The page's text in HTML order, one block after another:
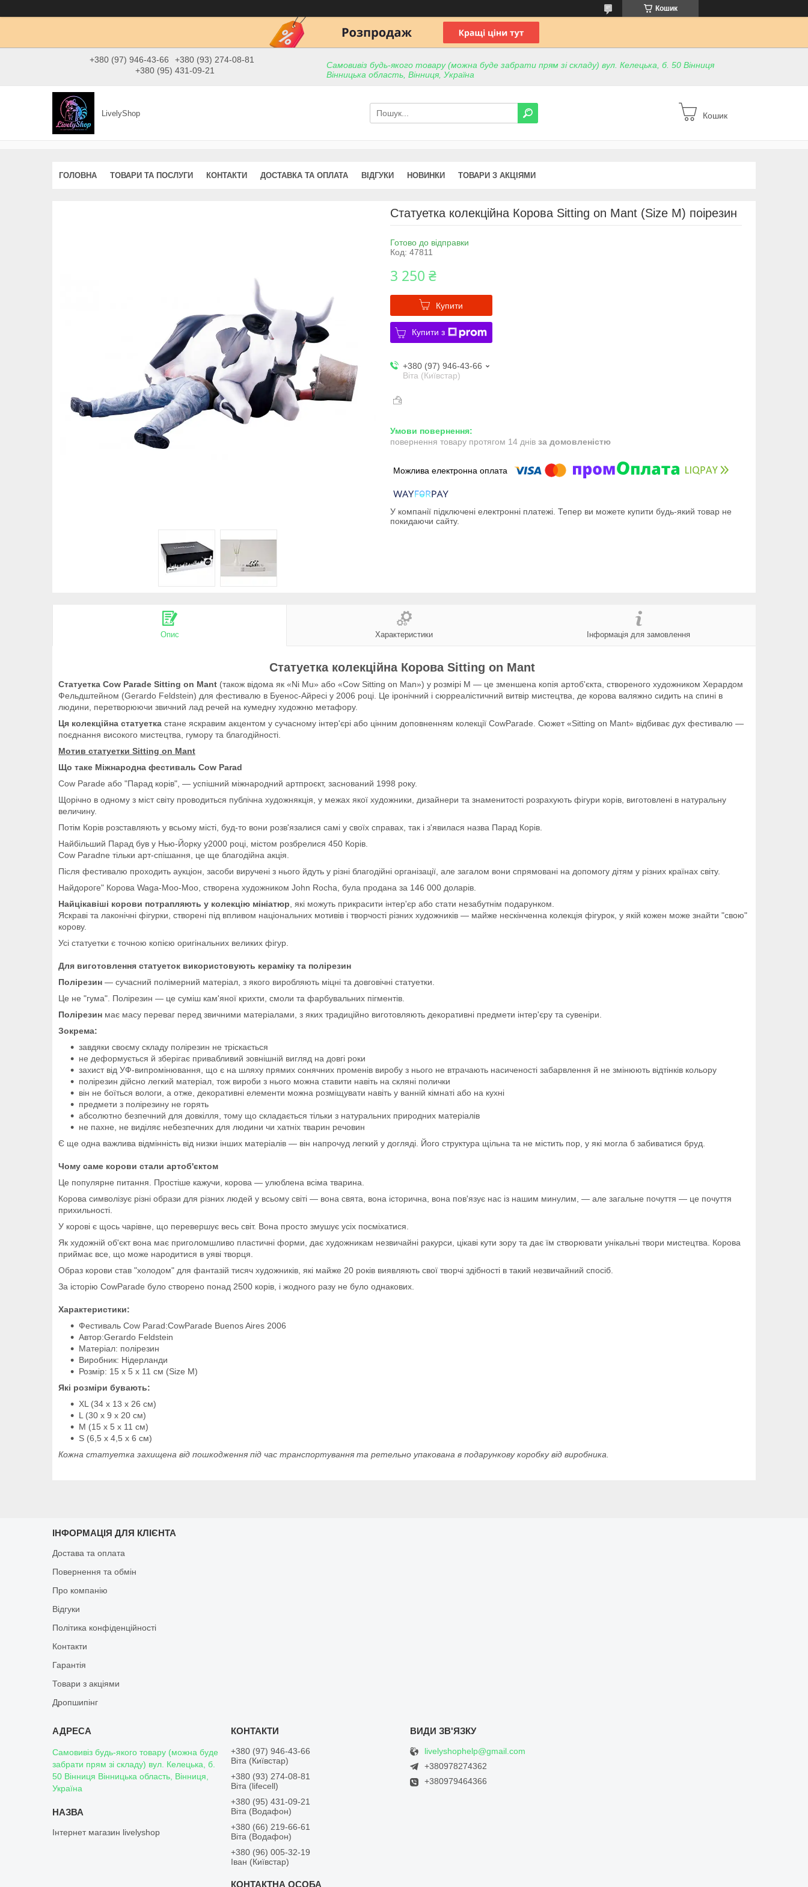
Кошик
+380 (97) 946-43-66
+380 (93) 274-08-81
+380 (95) 431-09-21
Самовивіз будь-якого товару (можна буде забрати прям зі складу) вул. Келецька, б. 50 Вінниця
Вінницька область, Вінниця, Україна
LivelyShop Кошик
ГОЛОВНА ТОВАРИ ТА ПОСЛУГИ КОНТАКТИ ДОСТАВКА ТА ОПЛАТА ВІДГУКИ НОВИНКИ ТОВАРИ З АКЦІЯМИ
Статуетка колекційна Корова Sitting on Mant (Size М) поірезин
Готово до відправки
Код: 47811
3 250 ₴
Купити
Купити з
+380 (97) 946-43-66
Віта (Київстар)
повернення товару протягом 14 днів за домовленістю
У компанії підключені електронні платежі. Тепер ви можете купити будь-який товар не
покидаючи сайту.
Опис Характеристики Інформація для замовлення
Статуетка колекційна Корова Sitting on Mant
Статуетка Cow Parade Sitting on Mant (також відома як «Ni Mu» або «Cow Sitting on Man») у розмірі M — це зменшена копія артоб'єкта, створеного художником Херардом
Фельдштейном (Gerardo Feldstein) для фестивалю в Буенос-Айресі у 2006 році. Це іронічний і сюрреалістичний витвір мистецтва, де корова валяжно сидить на спині в
людини, перетворюючи звичний лад речей на кумедну художню метафору.
Ця колекційна статуетка стане яскравим акцентом у сучасному інтер'єрі або цінним доповненням колекції CowParade. Сюжет «Sitting on Mant» відбиває дух фестивалю —
поєднання високого мистецтва, гумору та благодійності.
Мотив статуетки Sitting on Mant
Що таке Міжнародна фестиваль Cow Parad
Cow Parade або "Парад корів", — успішний міжнародний артпроєкт, заснований 1998 року.
Щорічно в одному з міст світу проводиться публічна художнякція, у межах якої художники, дизайнери та знаменитості розрахують фігури корів, виготовлені в натуральну
величину.
Потім Корів розставляють у всьому місті, буд-то вони розв'язалися самі у своїх справах, так і з'явилася назва Парад Корів.
Найбільший Парад був у Нью-Йорку у2000 році, містом розбрелися 450 Корів.
Cow Paradne тільки арт-спішання, це ще благодійна акція.
Після фестивалю проходить аукціон, засоби виручені з нього йдуть у різні благодійні організації, але загалом вони спрямовані на допомогу дітям у різних країнах світу.
Найдороге" Корова Waga-Moo-Moo, створена художником John Rocha, була продана за 146 000 доларів.
Найцікавіші корови потрапляють у колекцію мініатюр, які можуть прикрасити інтер'єр або стати незабутнім подарунком.
Яскраві та лаконічні фігурки, створені під впливом національних мотивів і творчості різних художників — майже нескінченна колекція фігурок, у якій кожен може знайти "свою"
корову.
Усі статуетки є точною копією оригінальних великих фігур.
Для виготовлення статуеток використовують кераміку та полірезин
Полірезин — сучасний полімерний матеріал, з якого виробляють міцні та довговічні статуетки.
Це не "гума". Полірезин — це суміш кам'яної крихти, смоли та фарбувальних пігментів.
Полірезин має масу переваг перед звичними матеріалами, з яких традиційно виготовляють декоративні предмети інтер'єру та сувеніри.
Зокрема:
завдяки своєму складу полірезин не тріскається
не деформується й зберігає привабливий зовнішній вигляд на довгі роки
захист від УФ-випромінювання, що є на шляху прямих сонячних променів виробу з нього не втрачають насиченості забарвлення й не змінюють відтінків кольору
полірезин дійсно легкий матеріал, тож вироби з нього можна ставити навіть на скляні полички
він не боїться вологи, а отже, декоративні елементи можна розміщувати навіть у ванній кімнаті або на кухні
предмети з полірезину не горять
абсолютно безпечний для довкілля, тому що складається тільки з натуральних природних матеріалів
не пахне, не виділяє небезпечних для людини чи хатніх тварин речовин
Є ще одна важлива відмінність від низки інших матеріалів — він напрочуд легкий у догляді. Його структура щільна та не містить пор, у які могла б забиватися бруд.
Чому саме корови стали артоб'єктом
Це популярне питання. Простіше кажучи, корова — улюблена всіма тварина.
Корова символізує різні образи для різних людей у всьому світі — вона свята, вона історична, вона пов'язує нас із нашим минулим, — але загальне почуття — це почуття
прихильності.
У корові є щось чарівне, що перевершує весь світ. Вона просто змушує усіх посміхатися.
Як художній об'єкт вона має приголомшливо пластичні форми, дає художникам незвичайні ракурси, цікаві кути зору та дає їм створювати унікальні твори мистецтва. Корова
приймає все, що може народитися в уяві творця.
Образ корови став "холодом" для фантазій тисяч художників, які майже 20 років виявляють свої творчі здібності в такий незвичайний спосіб.
За історію CowParade було створено понад 2500 корів, і жодного разу не було однакових.
Характеристики:
Фестиваль Cow Parad:CowParade Buenos Aires 2006
Автор:Gerardo Feldstein
Матеріал: полірезин
Виробник: Нідерланди
Розмір: 15 x 5 x 11 см (Size М)
Які розміри бувають:
XL (34 х 13 х 26 см)
L (30 х 9 х 20 см)
M (15 x 5 x 11 см)
S (6,5 x 4,5 х 6 см)
Кожна статуетка захищена від пошкодження під час транспортування та ретельно упакована в подарункову коробку від виробника.
ІНФОРМАЦІЯ ДЛЯ КЛІЄНТА
Достава та оплата
Повернення та обмін
Про компанію
Відгуки
Політика конфіденційності
Контакти
Гарантія
Товари з акціями
Дропшипінг
Самовивіз будь-якого товару (можна буде
забрати прям зі складу) вул. Келецька, б.
50 Вінниця Вінницька область, Вінниця,
Україна
Інтернет магазин livelyshop
+380 (97) 946-43-66
Віта (Київстар)
+380 (93) 274-08-81
Віта (lifecell)
+380 (95) 431-09-21
Віта (Водафон)
+380 (66) 219-66-61
Віта (Водафон)
+380 (96) 005-32-19
Іван (Київстар)
livelyshophelp@gmail.com
+380978274362
+380979464366